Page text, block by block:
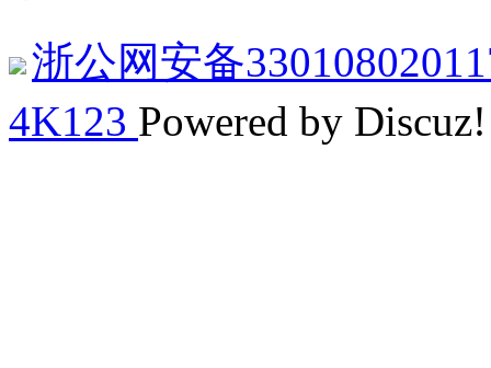
浙公网安备
4K123 Powered by